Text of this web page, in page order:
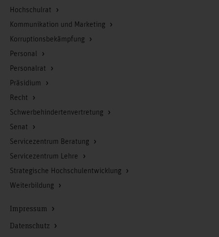
Hochschulrat
Kommunikation und Marketing
Korruptionsbekämpfung
Personal
Personalrat
Präsidium
Recht
Schwerbehindertenvertretung
Senat
Servicezentrum Beratung
Servicezentrum Lehre
Strategische Hochschulentwicklung
Weiterbildung
Impressum
Datenschutz